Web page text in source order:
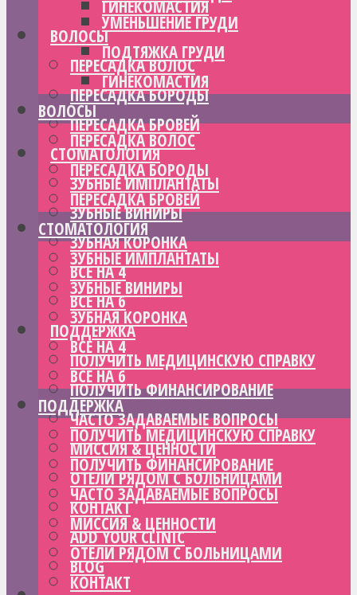
ГИНЕКОМАСТИЯ
ВОЛОСЫ
ПЕРЕСАДКА ВОЛОС
ПЕРЕСАДКА БОРОДЫ
ПЕРЕСАДКА БРОВЕЙ
СТОМАТОЛОГИЯ
ЗУБНЫЕ ИМПЛАНТАТЫ
ЗУБНЫЕ ВИНИРЫ
ЗУБНАЯ КОРОНКА
ВСЕ НА 4
ВСЕ НА 6
ПОДДЕРЖКА
ПОЛУЧИТЬ МЕДИЦИНСКУЮ СПРАВКУ
ПОЛУЧИТЬ ФИНАНСИРОВАНИЕ
ЧАСТО ЗАДАВАЕМЫЕ ВОПРОСЫ
МИССИЯ & ЦЕННОСТИ
ОТЕЛИ РЯДОМ С БОЛЬНИЦАМИ
КОНТАКТ
ADD YOUR CLINIC
BLOG
УМЕНЬШЕНИЕ ГРУДИ
ПОДТЯЖКА ГРУДИ
ГИНЕКОМАСТИЯ
ВОЛОСЫ
ПЕРЕСАДКА ВОЛОС
ПЕРЕСАДКА БОРОДЫ
ПЕРЕСАДКА БРОВЕЙ
СТОМАТОЛОГИЯ
ЗУБНЫЕ ИМПЛАНТАТЫ
ЗУБНЫЕ ВИНИРЫ
ЗУБНАЯ КОРОНКА
ВСЕ НА 4
ВСЕ НА 6
ПОДДЕРЖКА
ПОЛУЧИТЬ МЕДИЦИНСКУЮ СПРАВКУ
ПОЛУЧИТЬ ФИНАНСИРОВАНИЕ
ЧАСТО ЗАДАВАЕМЫЕ ВОПРОСЫ
МИССИЯ & ЦЕННОСТИ
ОТЕЛИ РЯДОМ С БОЛЬНИЦАМИ
КОНТАКТ